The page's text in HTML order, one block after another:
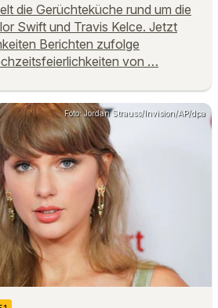
die Gerüchteküche rund um die
Swift und Travis Kelce. Jetzt
Berichten zufolge
von …
Foto: Jordan Strauss/Invision/AP/dpa